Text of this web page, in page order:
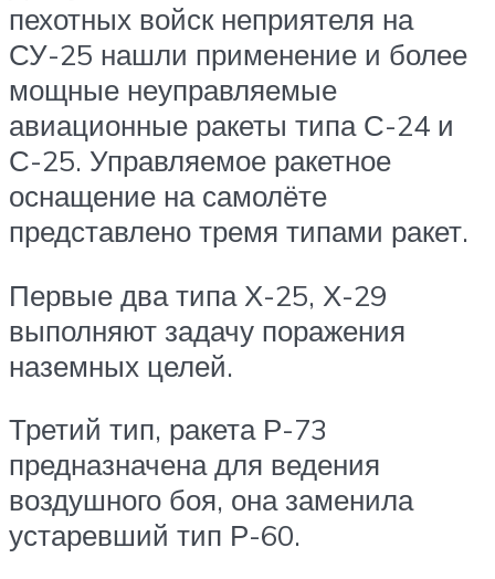
пехотных войск неприятеля на
СУ-25 нашли применение и более
мощные неуправляемые
авиационные ракеты типа С-24 и
С-25. Управляемое ракетное
оснащение на самолёте
представлено тремя типами ракет.
Первые два типа Х-25, Х-29
выполняют задачу поражения
наземных целей.
Третий тип, ракета Р-73
предназначена для ведения
воздушного боя, она заменила
устаревший тип Р-60.